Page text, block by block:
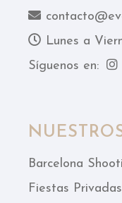
Lunes a
Síguenos en:
Barcelona
Fiestas